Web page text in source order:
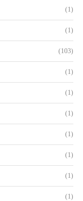
(1)
(1)
(103)
(1)
(1)
(1)
(1)
(1)
(1)
(1)